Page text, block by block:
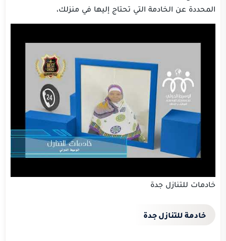
المحددة عن الخادمة التي تحتاج إليها في منزلك،
خادمات للتنازل جدة
خادمة للتنازل جدة